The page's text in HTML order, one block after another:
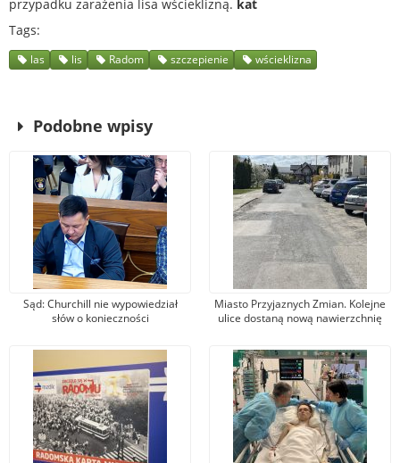
przypadku zarażenia lisa wścieklizną. kat
Tags
las lis Radom szczepienie wścieklizna
Podobne wpisy
Sąd: Churchill nie wypowiedział
słów o konieczności
Nie zgadzam się z wyrokiem
Miasto Przyjaznych Zmian. Kolejne
ulice dostaną nową nawierzchnię